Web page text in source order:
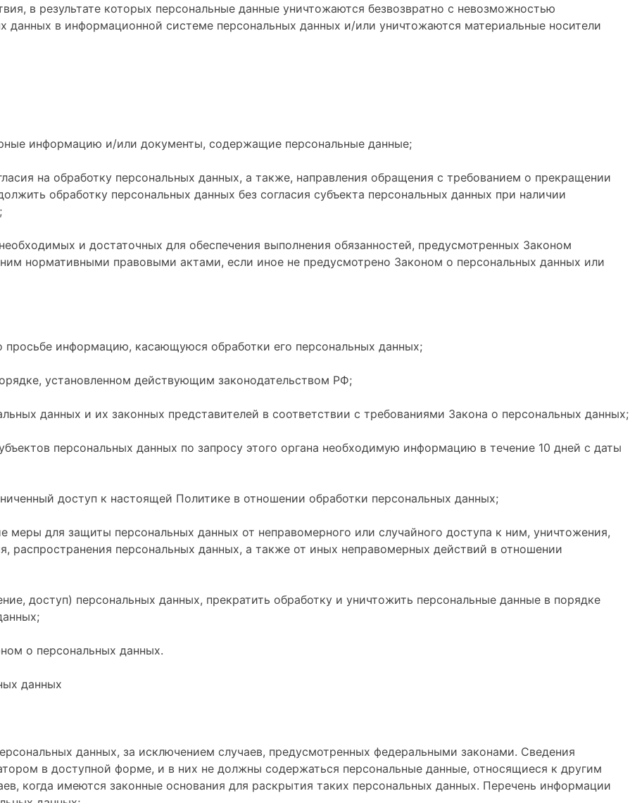
в результате которых персональные данные уничтожаются безвозвратно с невозможностью
данных в информационной системе персональных данных и/или уничтожаются материальные носители
информацию и/или документы, содержащие персональные данные;
на обработку персональных данных, а также, направления обращения с требованием о прекращении
обработку персональных данных без согласия субъекта персональных данных при наличии
и достаточных для обеспечения выполнения обязанностей, предусмотренных Законом
нормативными правовыми актами, если иное не предусмотрено Законом о персональных данных или
просьбе информацию, касающуюся обработки его персональных данных;
установленном действующим законодательством РФ;
данных и их законных представителей в соответствии с требованиями Закона о персональных данных;
персональных данных по запросу этого органа необходимую информацию в течение 10 дней с даты
доступ к настоящей Политике в отношении обработки персональных данных;
меры для защиты персональных данных от неправомерного или случайного доступа к ним, уничтожения,
распространения персональных данных, а также от иных неправомерных действий в отношении
доступ) персональных данных, прекратить обработку и уничтожить персональные данные в порядке
о персональных данных.
данных
данных, за исключением случаев, предусмотренных федеральными законами. Сведения
в доступной форме, и в них не должны содержаться персональные данные, относящиеся к другим
когда имеются законные основания для раскрытия таких персональных данных. Перечень информации